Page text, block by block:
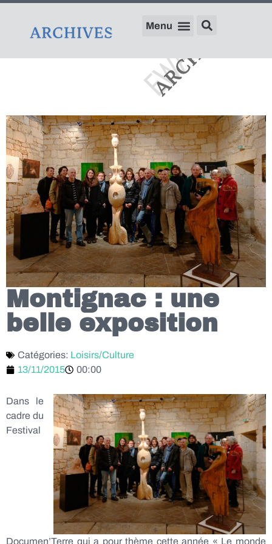
Montignac : une
belle exposition
Catégories: Loisirs/Culture
13/11/2015
00:00
Dans le
cadre du
Festival
Documen’Terre qui a pour thème cette année « Le monde